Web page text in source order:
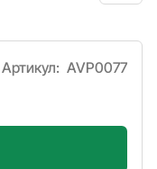
Артикул: AVP0077